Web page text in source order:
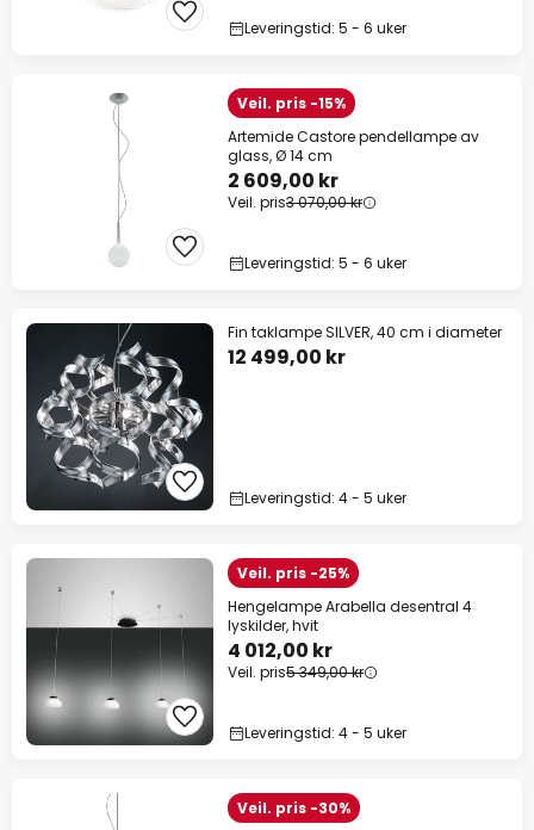
Leveringstid: 5 - 6 uker
Veil. pris -15%
Artemide Castore pendellampe av
glass, Ø 14 cm
2 609,00 kr
Veil. pris3 070,00 kr
Leveringstid: 5 - 6 uker
Fin taklampe SILVER, 40 cm i diameter
12 499,00 kr
Leveringstid: 4 - 5 uker
Veil. pris -25%
Hengelampe Arabella desentral 4
lyskilder, hvit
4 012,00 kr
Veil. pris5 349,00 kr
Leveringstid: 4 - 5 uker
Veil. pris -30%